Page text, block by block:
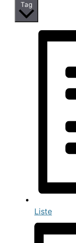
Tag
Liste